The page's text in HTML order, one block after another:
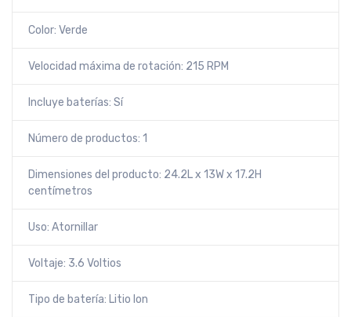
Color: Verde
Velocidad máxima de rotación: 215 RPM
Incluye baterías: Sí
Número de productos: 1
Dimensiones del producto: 24.2L x 13W x 17.2H
centímetros
Uso: Atornillar
Voltaje: 3.6 Voltios
Tipo de batería: Litio Ion